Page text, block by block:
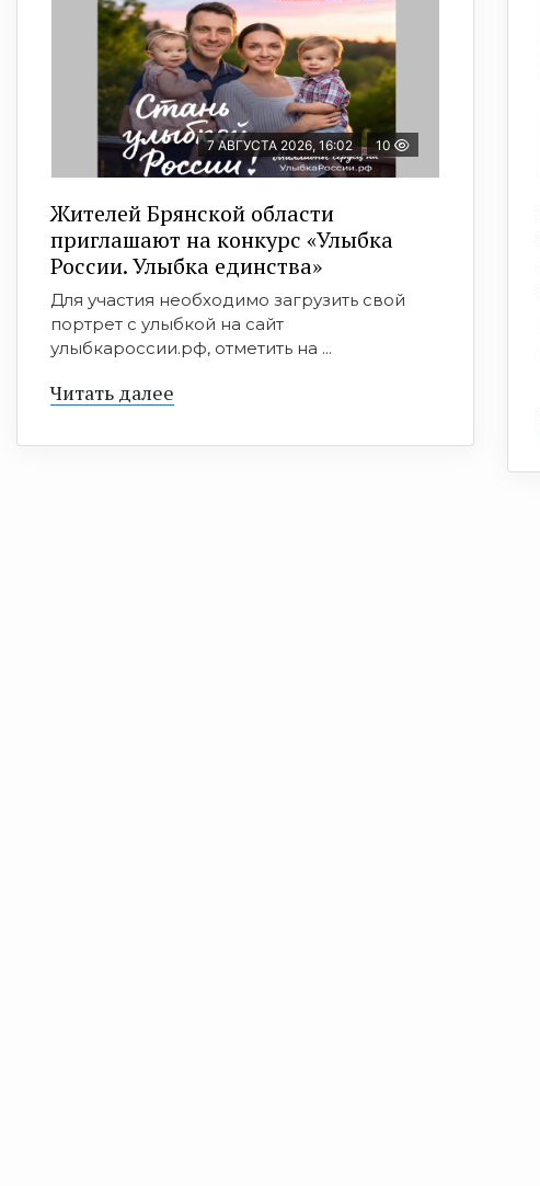
7 АВГУСТА 2026, 16:02 10
Жителей Брянской области
приглашают на конкурс «Улыбка
России. Улыбка единства»
Для участия необходимо загрузить свой
портрет с улыбкой на сайт
улыбкароссии.рф, отметить на ...
Читать далее